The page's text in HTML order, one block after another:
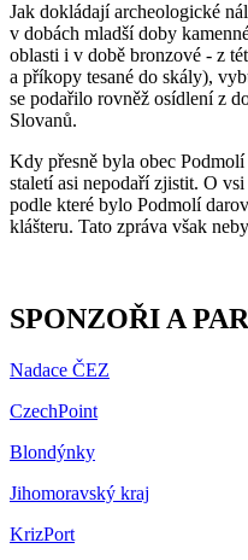
Jak dokládají archeologické
v dobách mladší doby
oblasti i v době bronzové - z
a příkopy tesané do skály),
se podařilo rovněž osídlení z
Slovanů.
Kdy přesně byla obec Podmolí
staletí asi nepodaří zjistit. O
podle které bylo Podmolí
klášteru. Tato zpráva však
SPONZOŘI A
Nadace ČEZ
CzechPoint
Blondýnky
Jihomoravský kraj
KrizPort